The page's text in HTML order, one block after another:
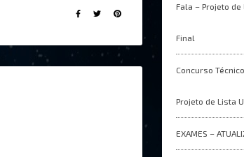
Fala – Projeto
Final
Concurso
Projeto de Lista
EXAMES –